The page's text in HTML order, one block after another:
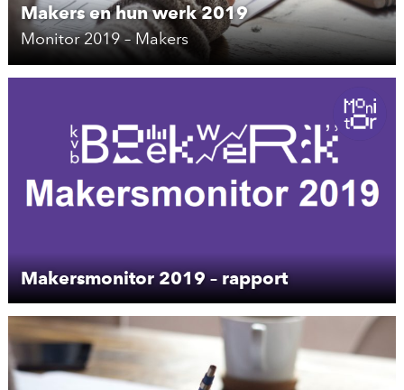
Makers en hun werk 2019
Monitor 2019 – Makers
Makersmonitor 2019 – rapport